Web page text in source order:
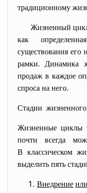
традиционному
Жизненный
как
существования
рамки. Динамика
продаж в каждое
спроса на него.
Стадии жизненного
Жизненные циклы
почти всегда
В классическом
выделить пять
Внедрение или